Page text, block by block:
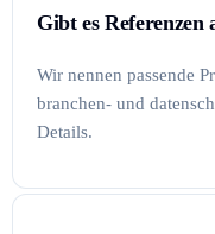
Gibt es Referenzen
Wir nennen passende
branchen- und
Details.